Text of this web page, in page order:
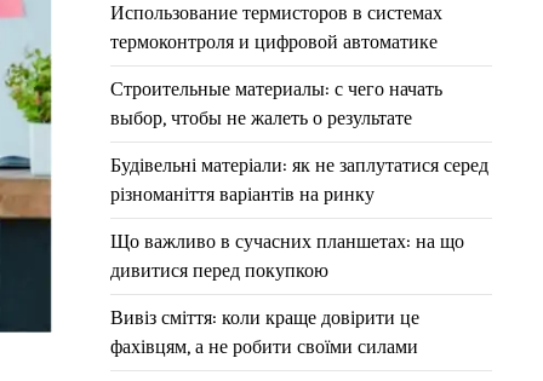
Использование термисторов в системах
термоконтроля и цифровой автоматике
Строительные материалы: с чего начать
выбор, чтобы не жалеть о результате
Будівельні матеріали: як не заплутатися серед
різноманіття варіантів на ринку
Що важливо в сучасних планшетах: на що
дивитися перед покупкою
Вивіз сміття: коли краще довірити це
фахівцям, а не робити своїми силами